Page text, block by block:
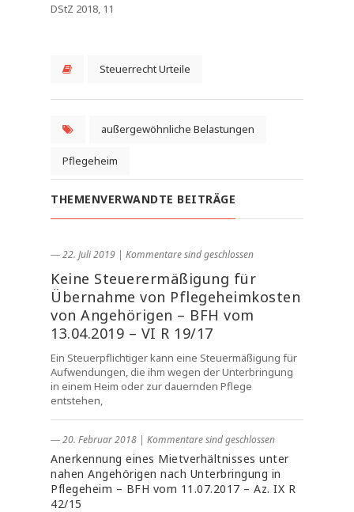
DStZ 2018, 11
Steuerrecht Urteile
außergewöhnliche Belastungen
Pflegeheim
THEMENVERWANDTE BEITRÄGE
― 22. Juli 2019 | Kommentare sind geschlossen
Keine Steuerermäßigung für
Übernahme von Pflegeheimkosten
von Angehörigen – BFH vom
13.04.2019 – VI R 19/17
Ein Steuerpflichtiger kann eine Steuermäßigung für
Aufwendungen, die ihm wegen der Unterbringung
in einem Heim oder zur dauernden Pflege
entstehen,
― 20. Februar 2018 | Kommentare sind geschlossen
Anerkennung eines Mietverhältnisses unter
nahen Angehörigen nach Unterbringung in
Pflegeheim – BFH vom 11.07.2017 – Az. IX R
42/15